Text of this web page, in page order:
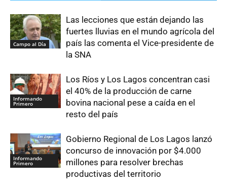
Campo al Día
Las lecciones que están dejando las
fuertes lluvias en el mundo agrícola del
país las comenta el Vice-presidente de
la SNA
Informando
Primero
Los Ríos y Los Lagos concentran casi
el 40% de la producción de carne
bovina nacional pese a caída en el
resto del país
Informando
Primero
Gobierno Regional de Los Lagos lanzó
concurso de innovación por $4.000
millones para resolver brechas
productivas del territorio